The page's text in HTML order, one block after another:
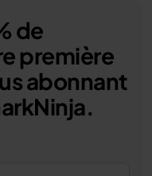
de
première
abonnant